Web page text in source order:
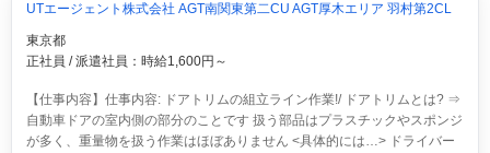
UTエージェント株式会社 AGT南関東第二CU AGT厚木エリア 羽村第2CL
東京都
正社員 / 派遣社員：時給1,600円～
【仕事内容】仕事内容: ドアトリムの組立ライン作業!/ ドアトリムとは? ⇒
自動車ドアの室内側の部分のことです 扱う部品はプラスチックやスポンジ
が多く、重量物を扱う作業はほぼありません <具体的には…> ドライバー